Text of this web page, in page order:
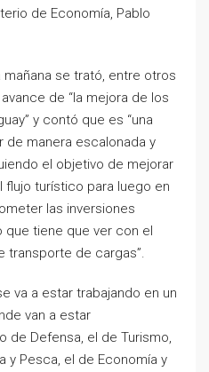
de Economía, Pablo
se trató, entre otros
de “la mejora de los
y contó que es “una
de manera escalonada y
el objetivo de mejorar
turístico para luego en
las inversiones
que tiene que ver con el
transporte de cargas”.
va a estar trabajando en un
van a estar
de Defensa, el de Turismo,
y Pesca, el de Economía y